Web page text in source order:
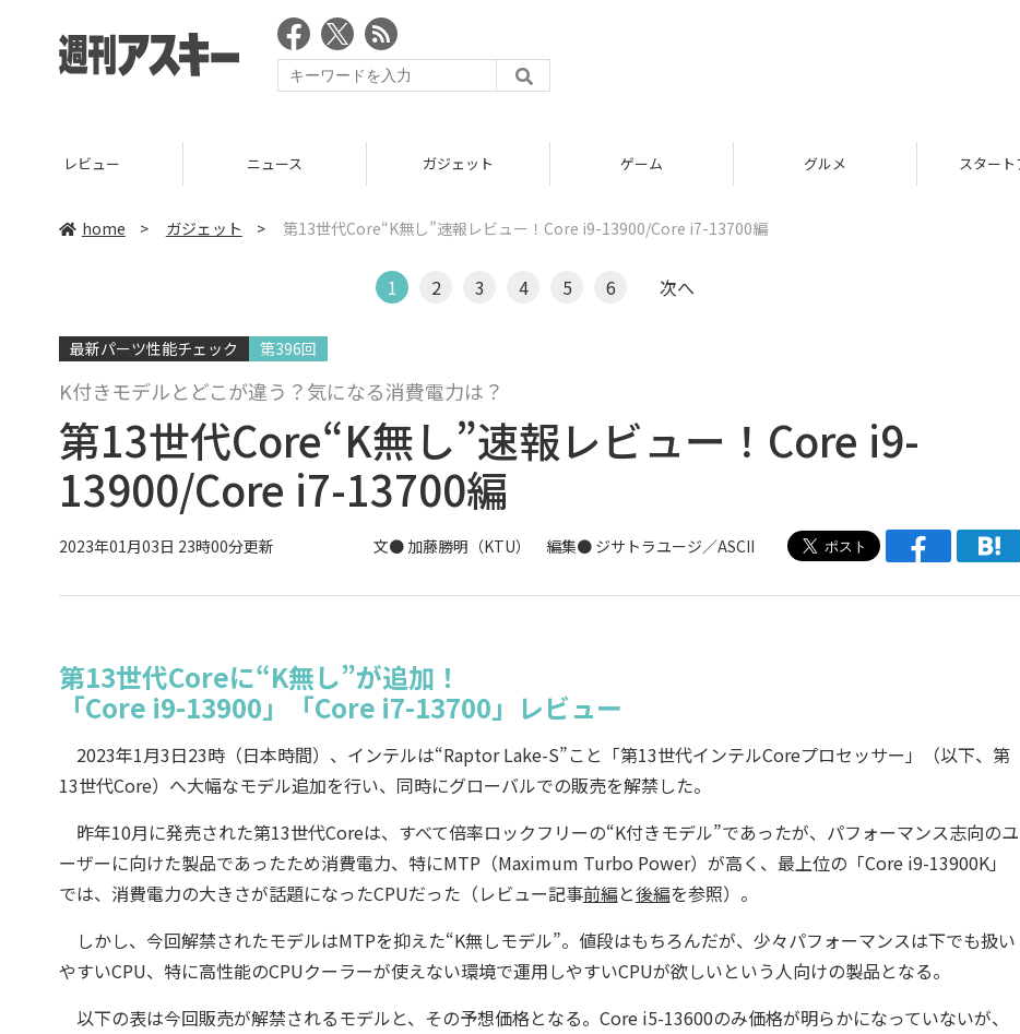
ニュース ガジェット ゲーム グルメ スタートアップ ICT
home > ガジェット > 第13世代Core“K無し”速報レビュー！Core i9-13900/Core i7-13700編
1 2 3 4 5 6 次へ
最新パーツ性能チェック 第396回
K付きモデルとどこが違う？気になる消費電力は？
第13世代Core“K無し”速報レビュー！Core i9-
13900/Core i7-13700編
2023年01月03日 23時00分更新 文● 加藤勝明（KTU） 編集● ジサトラユージ／ASCII
第13世代Coreに“K無し”が追加！
「Core i9-13900」「Core i7-13700」レビュー
2023年1月3日23時（日本時間）、インテルは“Raptor Lake-S”こと「第13世代インテルCoreプロセッサー」（以下、第
13世代Core）へ大幅なモデル追加を行い、同時にグローバルでの販売を解禁した。
昨年10月に発売された第13世代Coreは、すべて倍率ロックフリーの“K付きモデル”であったが、パフォーマンス志向のユ
ーザーに向けた製品であったため消費電力、特にMTP（Maximum Turbo Power）が高く、最上位の「Core i9-13900K」
では、消費電力の大きさが話題になったCPUだった（レビュー記事前編と後編を参照）。
しかし、今回解禁されたモデルはMTPを抑えた“K無しモデル”。値段はもちろんだが、少々パフォーマンスは下でも扱い
やすいCPU、特に高性能のCPUクーラーが使えない環境で運用しやすいCPUが欲しいという人向けの製品となる。
以下の表は今回販売が解禁されるモデルと、その予想価格となる。Core i5-13600のみ価格が明らかになっていないが、